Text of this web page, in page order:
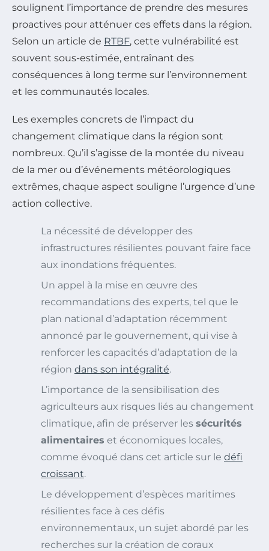
soulignent l’importance de prendre des mesures
proactives pour atténuer ces effets dans la région.
Selon un article de RTBF, cette vulnérabilité est
souvent sous-estimée, entraînant des
conséquences à long terme sur l’environnement
et les communautés locales.
Les exemples concrets de l’impact du
changement climatique dans la région sont
nombreux. Qu’il s’agisse de la montée du niveau
de la mer ou d’événements météorologiques
extrêmes, chaque aspect souligne l’urgence d’une
action collective.
La nécessité de développer des
infrastructures résilientes pouvant faire face
aux inondations fréquentes.
Un appel à la mise en œuvre des
recommandations des experts, tel que le
plan national d’adaptation récemment
annoncé par le gouvernement, qui vise à
renforcer les capacités d’adaptation de la
région dans son intégralité.
L’importance de la sensibilisation des
agriculteurs aux risques liés au changement
climatique, afin de préserver les sécurités
alimentaires et économiques locales,
comme évoqué dans cet article sur le défi
croissant.
Le développement d’espèces maritimes
résilientes face à ces défis
environnementaux, un sujet abordé par les
recherches sur la création de coraux